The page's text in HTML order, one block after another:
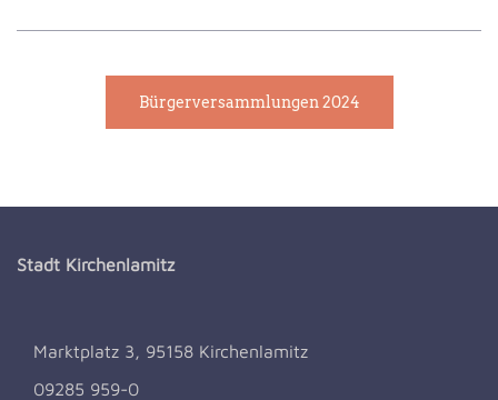
Bürgerversammlungen 2024
Stadt Kirchenlamitz
Marktplatz 3, 95158 Kirchenlamitz
09285 959-0